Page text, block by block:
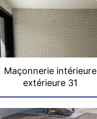
Maçonnerie intérieure
extérieure 31